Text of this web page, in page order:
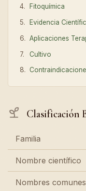
Fitoquímica
Evidencia
Aplicaciones
Cultivo
Clasificación
Familia
Nombre científico
Nombres comunes